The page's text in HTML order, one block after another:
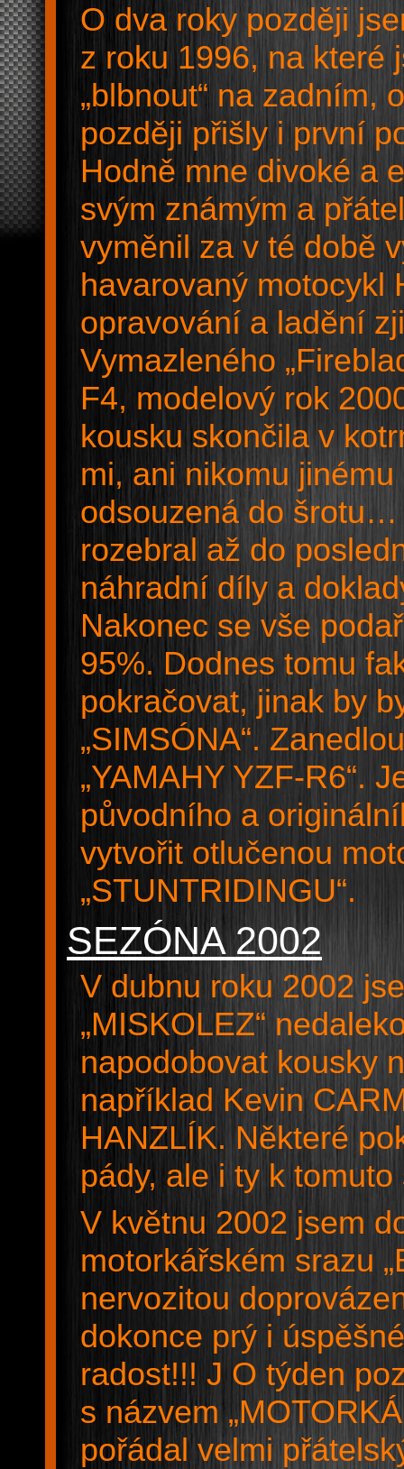
O dva roky později
z roku 1996, na které
„blbnout“ na zadním,
později přišly i první
Hodně mne divoké a
svým známým a
vyměnil za v té době
havarovaný motocykl
opravování a ladění
Vymazleného
F4, modelový rok
kousku skončila v
mi, ani nikomu
odsouzená do
rozebral až do
náhradní díly a
Nakonec se vše
95%. Dodnes tomu
pokračovat, jinak by
„SIMSÓNA“.
„YAMAHY YZF-R6“.
původního a
vytvořit otlučenou
„STUNTRIDINGU“.
SEZÓNA 2002
V dubnu roku 2002
„MISKOLEZ“
napodobovat kousky
například Kevin
HANZLÍK. Některé
pády, ale i ty k
V květnu 2002 jsem
motorkářském srazu
nervozitou
dokonce prý i
radost!!! J O týden
s názvem
pořádal velmi